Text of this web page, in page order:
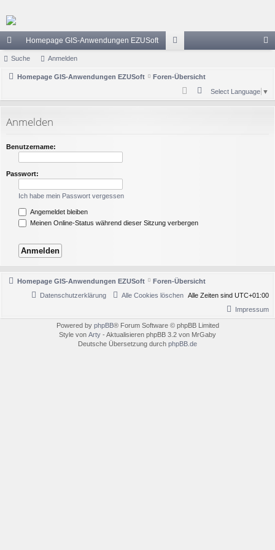
ch
ne
Homepage GIS-Anwendungen EZUSoft
en
el
Suche Anmelden
Homepage GIS-Anwendungen EZUSoft Foren-Übersicht
Select Language ▼
Anmelden
Benutzername:
Passwort:
Ich habe mein Passwort vergessen
Angemeldet bleiben
Meinen Online-Status während dieser Sitzung verbergen
Homepage GIS-Anwendungen EZUSoft
Foren-Übersicht
Alle Zeiten sind UTC+01:00
Alle Cookies löschen
Datenschutzerklärung
Impressum
Powered by phpBB® Forum Software © phpBB Limited
Style von Arty - Aktualisieren phpBB 3.2 von MrGaby
Deutsche Übersetzung durch phpBB.de